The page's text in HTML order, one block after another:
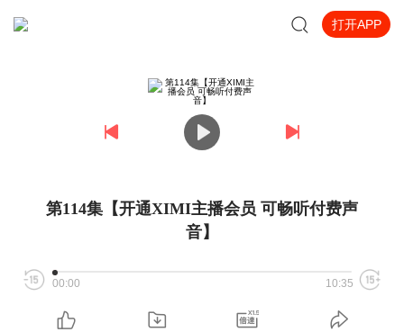
打开APP
第114集【开通XIMI主播会员 可畅听付费声
音】
00:00 10:35